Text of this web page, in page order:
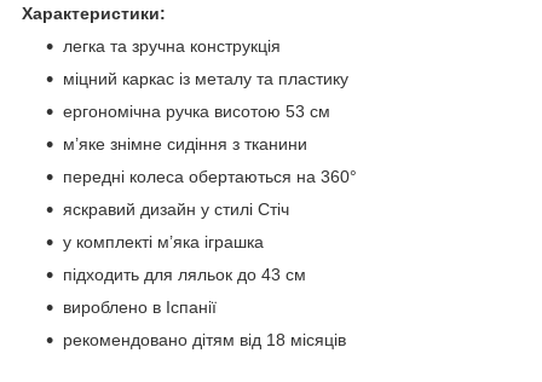
Характеристики:
легка та зручна конструкція
міцний каркас із металу та пластику
ергономічна ручка висотою 53 см
м’яке знімне сидіння з тканини
передні колеса обертаються на 360°
яскравий дизайн у стилі Стіч
у комплекті м’яка іграшка
підходить для ляльок до 43 см
вироблено в Іспанії
рекомендовано дітям від 18 місяців